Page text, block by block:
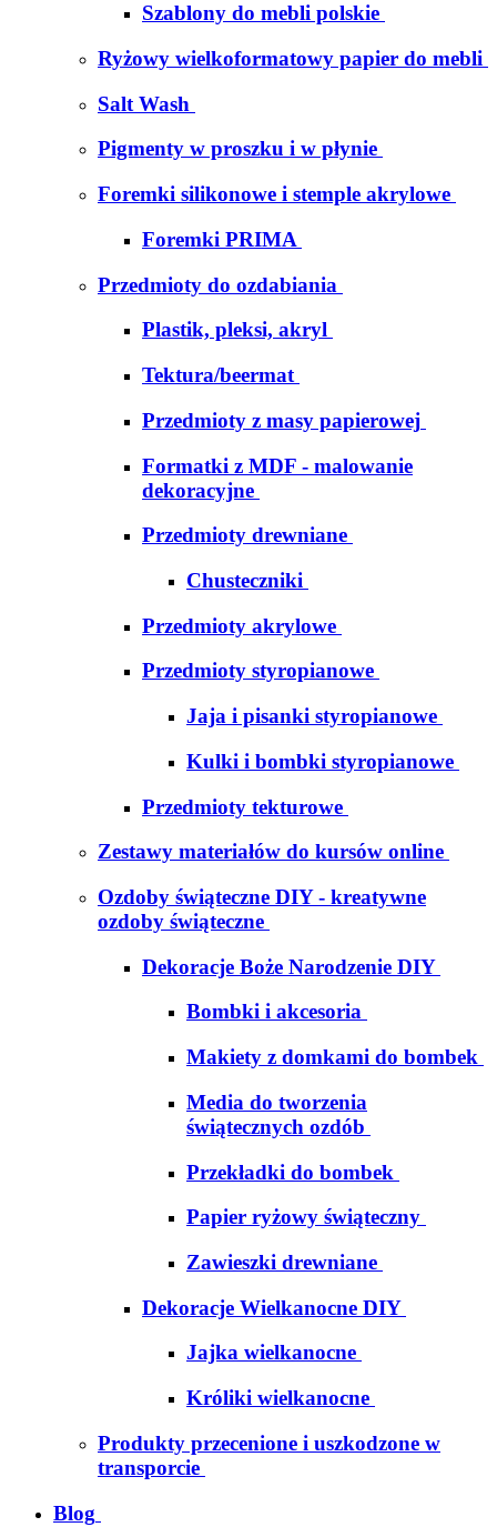
Szablony do mebli polskie
Ryżowy wielkoformatowy papier do mebli
Salt Wash
Pigmenty w proszku i w płynie
Foremki silikonowe i stemple akrylowe
Foremki PRIMA
Przedmioty do ozdabiania
Plastik, pleksi, akryl
Tektura/beermat
Przedmioty z masy papierowej
Formatki z MDF - malowanie
dekoracyjne
Przedmioty drewniane
Chusteczniki
Przedmioty akrylowe
Przedmioty styropianowe
Jaja i pisanki styropianowe
Kulki i bombki styropianowe
Przedmioty tekturowe
Zestawy materiałów do kursów online
Ozdoby świąteczne DIY - kreatywne
ozdoby świąteczne
Dekoracje Boże Narodzenie DIY
Bombki i akcesoria
Makiety z domkami do bombek
Media do tworzenia
świątecznych ozdób
Przekładki do bombek
Papier ryżowy świąteczny
Zawieszki drewniane
Dekoracje Wielkanocne DIY
Jajka wielkanocne
Króliki wielkanocne
Produkty przecenione i uszkodzone w
transporcie
Blog